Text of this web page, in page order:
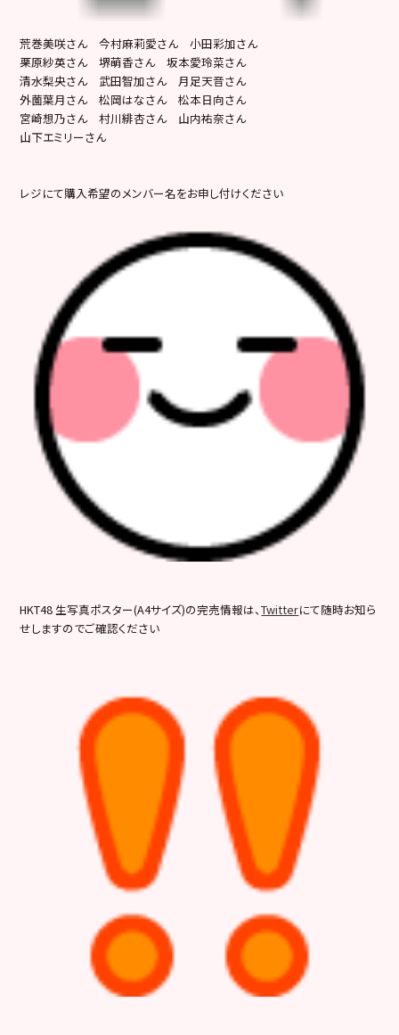
荒巻美咲さん 今村麻莉愛さん 小田彩加さん
栗原紗英さん 堺萌香さん 坂本愛玲菜さん
清水梨央さん 武田智加さん 月足天音さん
外薗葉月さん 松岡はなさん 松本日向さん
宮崎想乃さん 村川緋杏さん 山内祐奈さん
山下エミリーさん
レジにて購入希望のメンバー名をお申し付けください
HKT48 生写真ポスター(A4サイズ)の完売情報は、Twitterにて随時お知ら
せしますのでご確認ください